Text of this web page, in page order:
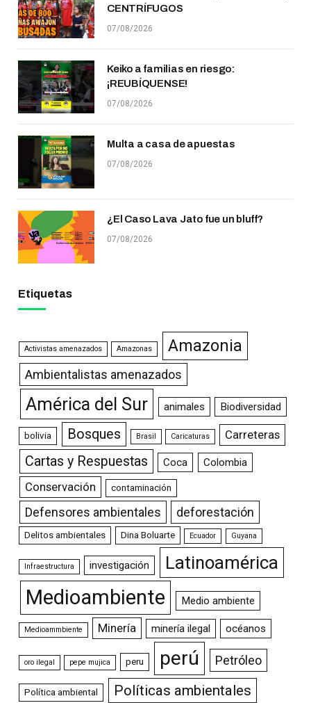
CENTRÍFUGOS
07/08/2026
Keiko a familias en riesgo:
¡REUBÍQUENSE!
07/08/2026
Multa a casa de apuestas
07/08/2026
¿El Caso Lava Jato fue un bluff?
07/08/2026
Etiquetas
Activistas amenazados Amazonas Amazonia
Ambientalistas amenazados
América del Sur animales Biodiversidad
bolivia Bosques Brasil Caricaturas Carreteras
Cartas y Respuestas Coca Colombia
Conservación contaminación
Defensores ambientales deforestación
Delitos ambientales Dina Boluarte Ecuador Guyana
Infraestructura investigación Latinoamérica
Medioambiente Medio ambiente
Medioammbiente Minería minería ilegal océanos
oro ilegal pepe mujica peru perú Petróleo
Política ambiental Políticas ambientales